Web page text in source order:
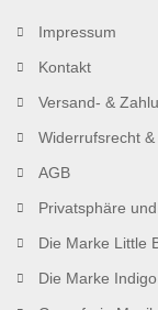
Impressum
Kontakt
Versand- &
Widerrufsrecht
AGB
Privatsphäre
Die Marke Little
Die Marke